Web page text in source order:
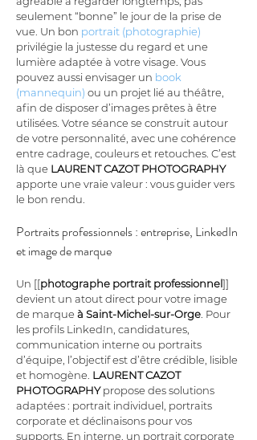
seulement “bonne” le jour de la prise de
vue. Un bon portrait (photographie)
privilégie la justesse du regard et une
lumière adaptée à votre visage. Vous
pouvez aussi envisager un book
(mannequin) ou un projet lié au théâtre,
afin de disposer d’images prêtes à être
utilisées. Votre séance se construit autour
de votre personnalité, avec une cohérence
entre cadrage, couleurs et retouches. C’est
là que LAURENT CAZOT PHOTOGRAPHY
apporte une vraie valeur : vous guider vers
le bon rendu.
Portraits professionnels : entreprise, LinkedIn
et image de marque
Un [[photographe portrait professionnel]]
devient un atout direct pour votre image
de marque à Saint-Michel-sur-Orge . Pour
les profils LinkedIn, candidatures,
communication interne ou portraits
d’équipe, l’objectif est d’être crédible, lisible
et homogène. LAURENT CAZOT
PHOTOGRAPHY propose des solutions
adaptées : portrait individuel, portraits
corporate et déclinaisons pour vos
supports. En interne, un portrait corporate